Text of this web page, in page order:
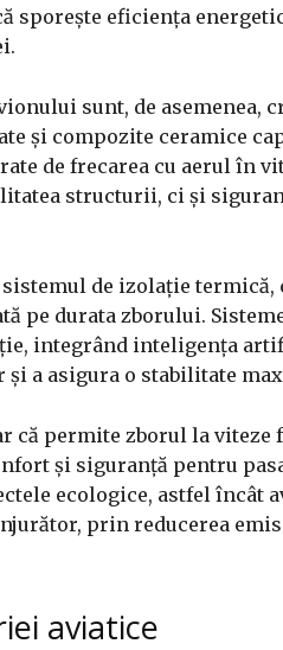
sporește eficiența
sunt, de asemenea,
și compozite ceramice
de frecarea cu aerul în
structurii, ci și
de izolație
pe durata zborului.
integrând inteligența
a asigura o stabilitate
că permite zborul la viteze
și siguranță pentru
ecologice, astfel încât
prin reducerea
aviatice